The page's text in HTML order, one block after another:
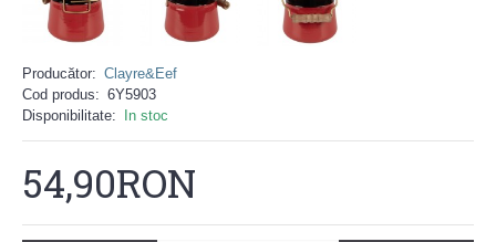
Producător: Clayre&Eef
Cod produs: 6Y5903
Disponibilitate:
In stoc
54,90RON